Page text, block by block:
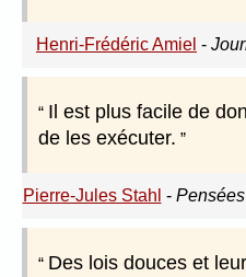
Henri-Frédéric Amiel -
Il est plus facile de
de les exécuter.
Pierre-Jules Stahl -
Des lois douces et